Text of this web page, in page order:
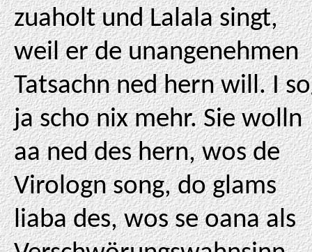
zuaholt und Lalala singt,
weil er de unangenehmen
Tatsachn ned hern will. I
ja scho nix mehr. Sie wolln
aa ned des hern, wos de
Virologn song, do glams
liaba des, wos se oana als